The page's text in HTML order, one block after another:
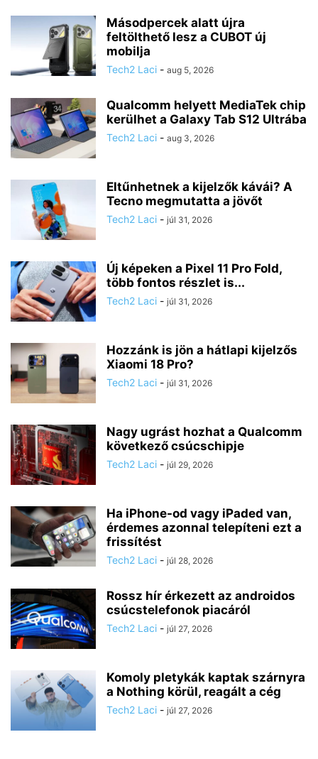
Másodpercek alatt újra
feltölthető lesz a CUBOT új
mobilja
Tech2 Laci - aug 5, 2026
Qualcomm helyett MediaTek chip
kerülhet a Galaxy Tab S12 Ultrába
Tech2 Laci - aug 3, 2026
Eltűnhetnek a kijelzők kávái? A
Tecno megmutatta a jövőt
Tech2 Laci - júl 31, 2026
Új képeken a Pixel 11 Pro Fold,
több fontos részlet is...
Tech2 Laci - júl 31, 2026
Hozzánk is jön a hátlapi kijelzős
Xiaomi 18 Pro?
Tech2 Laci - júl 31, 2026
Nagy ugrást hozhat a Qualcomm
következő csúcschipje
Tech2 Laci - júl 29, 2026
Ha iPhone-od vagy iPaded van,
érdemes azonnal telepíteni ezt a
frissítést
Tech2 Laci - júl 28, 2026
Rossz hír érkezett az androidos
csúcstelefonok piacáról
Tech2 Laci - júl 27, 2026
Komoly pletykák kaptak szárnyra
a Nothing körül, reagált a cég
Tech2 Laci - júl 27, 2026